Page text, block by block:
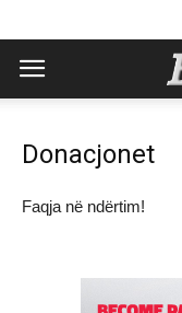
Donacjonet
Faqja në ndërtim!